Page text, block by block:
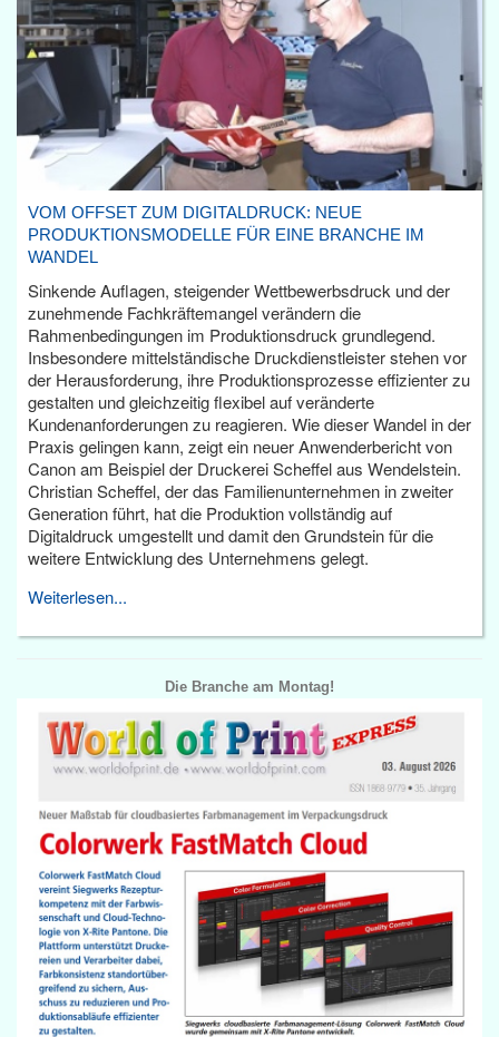
VOM OFFSET ZUM DIGITALDRUCK: NEUE
PRODUKTIONSMODELLE FÜR EINE BRANCHE IM
WANDEL
Sinkende Auflagen, steigender Wettbewerbsdruck und der
zunehmende Fachkräftemangel verändern die
Rahmenbedingungen im Produktionsdruck grundlegend.
Insbesondere mittelständische Druckdienstleister stehen vor
der Herausforderung, ihre Produktionsprozesse effizienter zu
gestalten und gleichzeitig flexibel auf veränderte
Kundenanforderungen zu reagieren. Wie dieser Wandel in der
Praxis gelingen kann, zeigt ein neuer Anwenderbericht von
Canon am Beispiel der Druckerei Scheffel aus Wendelstein.
Christian Scheffel, der das Familienunternehmen in zweiter
Generation führt, hat die Produktion vollständig auf
Digitaldruck umgestellt und damit den Grundstein für die
weitere Entwicklung des Unternehmens gelegt.
Weiterlesen...
Die Branche am Montag!